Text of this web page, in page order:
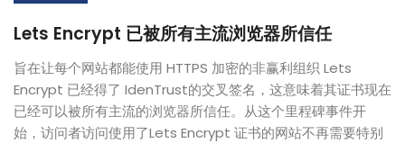
Lets Encrypt 已被所有主流浏览器所信任
旨在让每个网站都能使用 HTTPS 加密的非赢利组织 Lets
Encrypt 已经得了 IdenTrust的交叉签名，这意味着其证书现在
已经可以被所有主流的浏览器所信任。从这个里程碑事件开
始，访问者访问使用了Lets Encrypt 证书的网站不再需要特别